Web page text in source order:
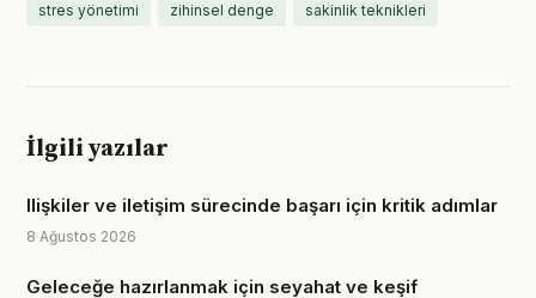
stres yönetimi zihinsel denge sakinlik teknikleri
İlgili yazılar
Ilişkiler ve iletişim sürecinde başarı için kritik adımlar
8 Ağustos 2026
Geleceğe hazırlanmak için seyahat ve keşif